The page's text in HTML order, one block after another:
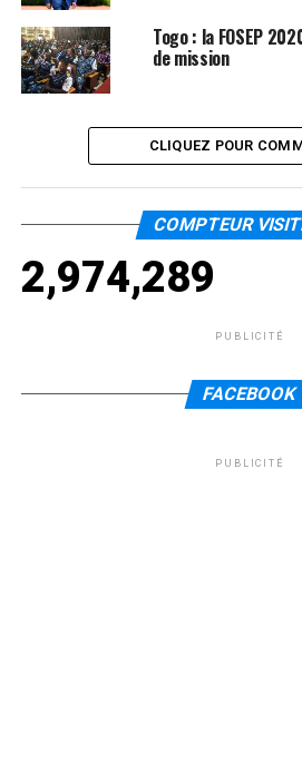
Togo : la FOSEP
de mission
CLIQUEZ POUR
COMPTEUR
2,974,289
PUBLICITÉ
FACEBOOK
PUBLICITÉ